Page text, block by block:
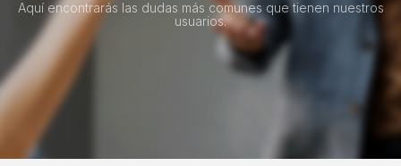
Aquí encontrarás las dudas más comunes que tienen nuestros
usuarios.